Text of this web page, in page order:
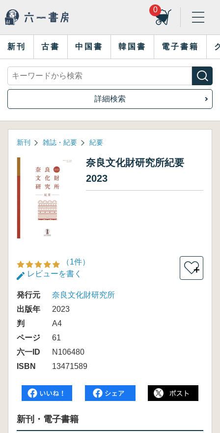
0
新刊 古書 中国書 韓国書 電子書籍
詳細検索
新刊 雑誌・紀要 紀要
奈良文化財研究所紀要
2023
（1件）
レビューを書く
＋
発行元
奈良文化財研究所
出版年
2023
判
A4
ページ
61
六一ID
N106480
ISBN
13471589
新刊・電子書籍